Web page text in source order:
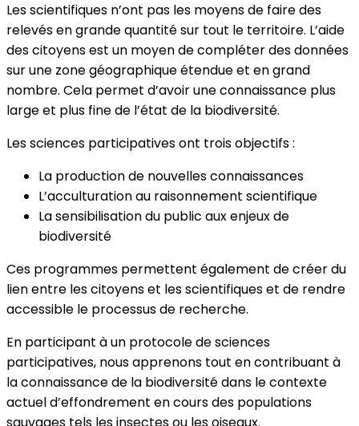
Les scientifiques n’ont pas les moyens de faire des
relevés en grande quantité sur tout le territoire. L’aide
des citoyens est un moyen de compléter des données
sur une zone géographique étendue et en grand
nombre. Cela permet d’avoir une connaissance plus
large et plus fine de l’état de la biodiversité.
Les sciences participatives ont trois objectifs :
La production de nouvelles connaissances
L’acculturation au raisonnement scientifique
La sensibilisation du public aux enjeux de
biodiversité
Ces programmes permettent également de créer du
lien entre les citoyens et les scientifiques et de rendre
accessible le processus de recherche.
En participant à un protocole de sciences
participatives, nous apprenons tout en contribuant à
la connaissance de la biodiversité dans le contexte
actuel d’effondrement en cours des populations